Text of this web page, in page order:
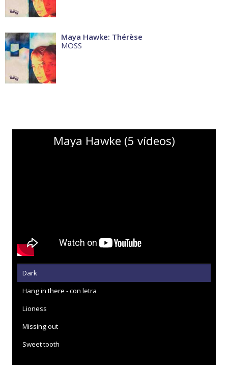
Maya Hawke: Thérèse
MOSS
Maya Hawke (5 vídeos)
Dark
Hang in there - con letra
Lioness
Missing out
Sweet tooth